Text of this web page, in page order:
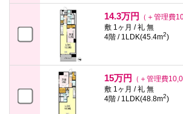
14.3万円
（＋管理費
敷 1ヶ月 / 礼 無
4階 / 1LDK(45.4m2)
15万円
（＋管理費
敷 1ヶ月 / 礼 無
4階 / 1LDK(48.8m2)